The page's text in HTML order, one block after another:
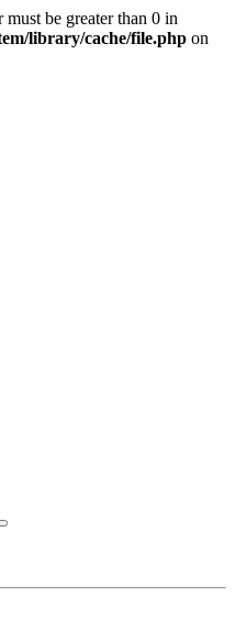
be greater than 0 in
library/cache/file.php on